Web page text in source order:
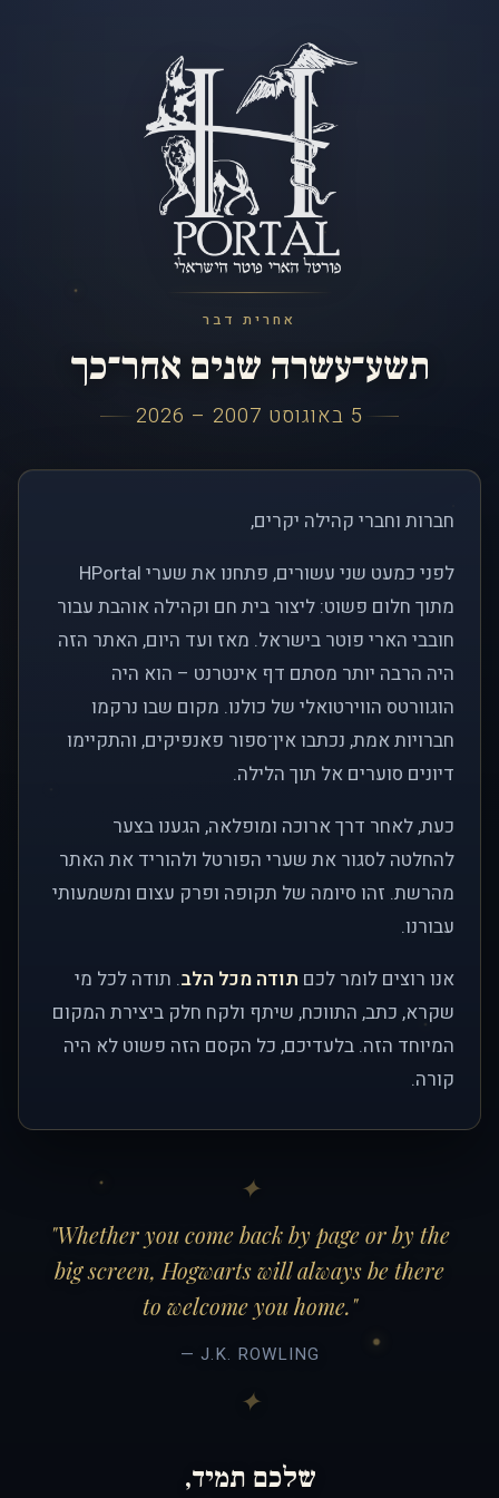
אחרית דבר
תשע־עשרה שנים אחר־כך
5 באוגוסט 2007 – 2026
חברות וחברי קהילה יקרים,
לפני כמעט שני עשורים, פתחנו את שערי HPortal
מתוך חלום פשוט: ליצור בית חם וקהילה אוהבת עבור
חובבי הארי פוטר בישראל. מאז ועד היום, האתר הזה
היה הרבה יותר מסתם דף אינטרנט – הוא היה
הוגוורטס הווירטואלי של כולנו. מקום שבו נרקמו
חברויות אמת, נכתבו אין־ספור פאנפיקים, והתקיימו
דיונים סוערים אל תוך הלילה.
כעת, לאחר דרך ארוכה ומופלאה, הגענו בצער
להחלטה לסגור את שערי הפורטל ולהוריד את האתר
מהרשת. זהו סיומה של תקופה ופרק עצום ומשמעותי
עבורנו.
אנו רוצים לומר לכם תודה מכל הלב. תודה לכל מי
שקרא, כתב, התווכח, שיתף ולקח חלק ביצירת המקום
המיוחד הזה. בלעדיכם, כל הקסם הזה פשוט לא היה
קורה.
"Whether you come back by page or by the
big screen, Hogwarts will always be there
to welcome you home."
— J.K. ROWLING
שלכם תמיד,